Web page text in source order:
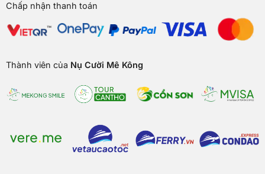
Chấp nhận thanh toán
Thành viên của Nụ Cười Mê Kông